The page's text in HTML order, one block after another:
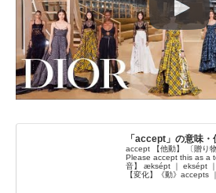
「accept」の意味
accept 【他動】 〔贈り
Please accept this as a
音】 æksépt ｜ eksépt
【変化】《動》accepts